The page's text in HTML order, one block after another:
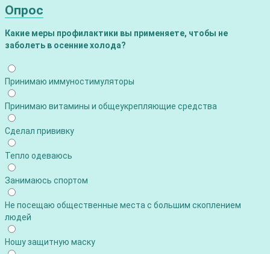
Опрос
Какие меры профилактики вы применяете, чтобы не
заболеть в осенние холода?
Принимаю иммуностимуляторы
Принимаю витамины и общеукрепляющие средства
Сделал прививку
Тепло одеваюсь
Занимаюсь спортом
Не посещаю общественные места с большим скоплением
людей
Ношу защитную маску